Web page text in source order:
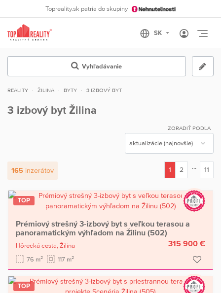
Topreality.sk patria do skupiny
Vyhľadávanie
REALITY ŽILINA BYTY 3 IZBOVÝ BYT
3 izbový byt Žilina
ZORADIŤ PODĽA
165 inzerátov
1
2 ... 11
TOP
Prémiový strešný 3-izbový byt s veľkou terasou a
panoramatickým výhľadom na Žilinu (502)
Hôrecká cesta, Žilina
76 m2 117 m2
315 900 €
TOP